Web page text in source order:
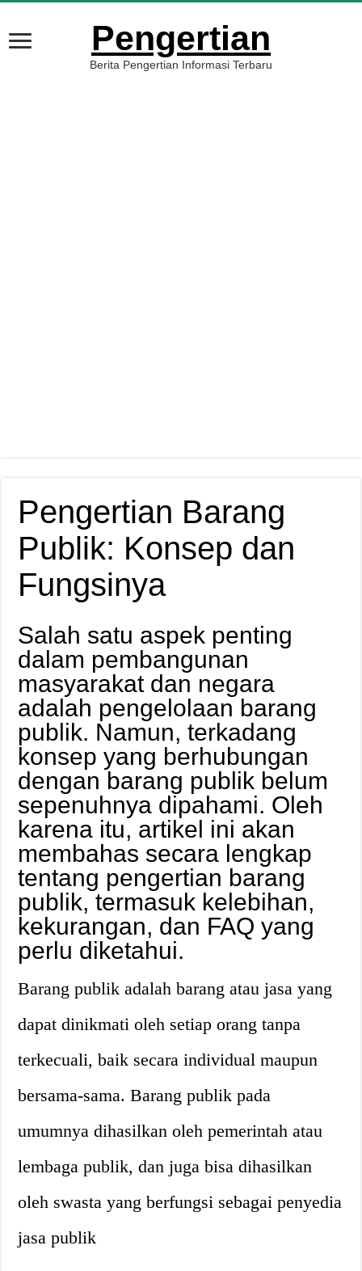
Pengertian
Berita Pengertian Informasi Terbaru
Pengertian Barang
Publik: Konsep dan
Fungsinya
Salah satu aspek penting
dalam pembangunan
masyarakat dan negara
adalah pengelolaan barang
publik. Namun, terkadang
konsep yang berhubungan
dengan barang publik belum
sepenuhnya dipahami. Oleh
karena itu, artikel ini akan
membahas secara lengkap
tentang pengertian barang
publik, termasuk kelebihan,
kekurangan, dan FAQ yang
perlu diketahui.
Barang publik adalah barang atau jasa yang
dapat dinikmati oleh setiap orang tanpa
terkecuali, baik secara individual maupun
bersama-sama. Barang publik pada
umumnya dihasilkan oleh pemerintah atau
lembaga publik, dan juga bisa dihasilkan
oleh swasta yang berfungsi sebagai penyedia
jasa publik